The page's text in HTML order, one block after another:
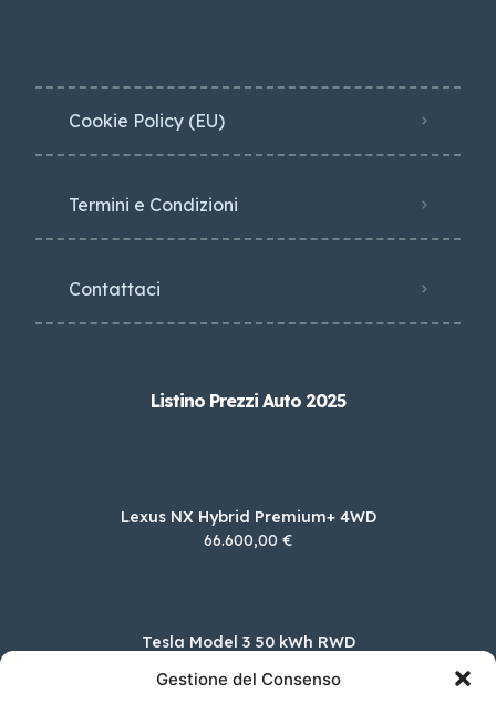
Gestione del Consenso
Cookie Policy (EU)
Termini e Condizioni
Contattaci
Listino Prezzi Auto 2025
Lexus NX Hybrid Premium+ 4WD
66.600,00 €
Tesla Model 3 50 kWh RWD